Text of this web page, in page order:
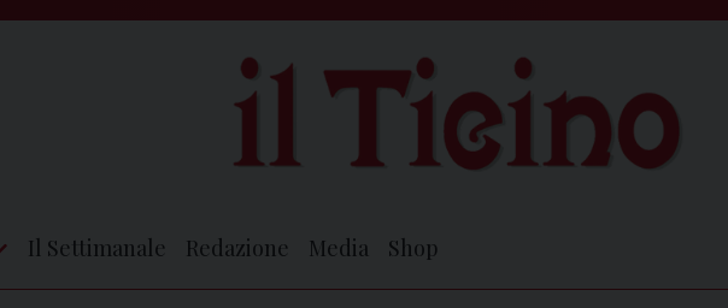
Il Settimanale Redazione Media Shop